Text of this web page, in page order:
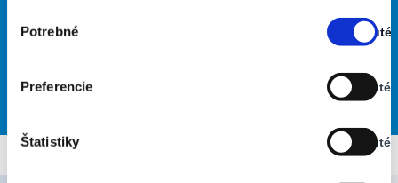
súhlasu
Potrebné Zapnuté
Stav:
Preferencie
Vypnuté
Stav:
Štatistiky
Vypnuté
Stav:
29° 33°